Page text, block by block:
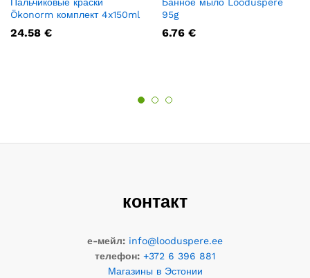
Ökonorm комплект 4x150ml
24.58 €
95g
6.76 €
контакт
е-мейл: info@looduspere.ee
телефон: +372 6 396 881
Магазины в Эстонии